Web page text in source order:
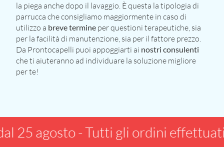
la piega anche dopo il lavaggio. È questa la tipologia di
parrucca che consigliamo maggiormente in caso di
utilizzo a breve termine per questioni terapeutiche, sia
per la facilità di manutenzione, sia per il fattore prezzo.
Da Prontocapelli puoi appoggiarti ai nostri consulenti
che ti aiuteranno ad individuare la soluzione migliore
per te!
- Tutti gli ordini effettuati